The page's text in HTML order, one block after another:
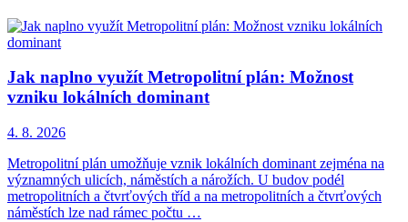
Jak naplno využít Metropolitní plán: Možnost
vzniku lokálních dominant
4. 8. 2026
Metropolitní plán umožňuje vznik lokálních dominant zejména na
významných ulicích, náměstích a nárožích. U budov podél
metropolitních a čtvrťových tříd a na metropolitních a čtvrťových
náměstích lze nad rámec počtu …